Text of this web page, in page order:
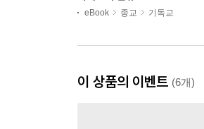
eBook 종교 기독교
이 상품의 이벤트 (6개)